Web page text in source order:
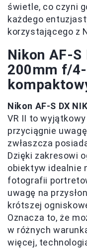
świetle, co czyni
każdego
korzystającego z
Nikon AF-S
200mm f/4-
Nikon AF-S DX
VR II to
przyciągnie
zwłaszcza
Dzięki zakresowi
obiektyw idealnie
fotografii
uwagę na
krótszej
Oznacza to, że
w różnych
więcej,